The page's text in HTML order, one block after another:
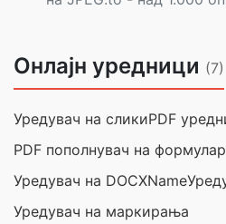
Онлајн уредници (7)
Уредувач на сликиPDF
PDF пополнувач на
Уредувач на DOCXName
Уредувач на маркирања